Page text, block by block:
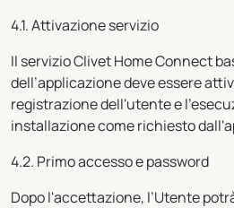
4.1. Attivazione servizio
Il servizio Clivet Home Connect
dell’applicazione deve essere
registrazione dell'utente e
installazione come richiesto
4.2. Primo accesso e password
Dopo l'accettazione, l’Utente